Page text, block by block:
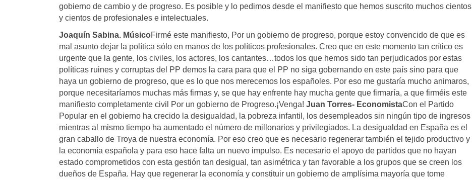
gobierno de cambio y de progreso. Es posible y lo pedimos desde el manifiesto que hemos suscrito muchos cientos
y cientos de profesionales e intelectuales.
Joaquín Sabina. MúsicoFirmé este manifiesto, Por un gobierno de progreso, porque estoy convencido de que es
mal asunto dejar la política sólo en manos de los políticos profesionales. Creo que en este momento tan crítico es
urgente que la gente, los civiles, los actores, los cantantes…todos los que hemos sido tan perjudicados por estas
políticas ruines y corruptas del PP demos la cara para que el PP no siga gobernando en este país sino para que
haya un gobierno de progreso, que es lo que nos merecemos los españoles. Por eso me gustaría mucho animaros,
porque necesitaríamos muchas más firmas y, se que hay enfrente hay mucha gente que firmaría, a que firméis este
manifiesto completamente civil Por un gobierno de Progreso.¡Venga! Juan Torres- EconomistaCon el Partido
Popular en el gobierno ha crecido la desigualdad, la pobreza infantil, los desempleados sin ningún tipo de ingresos
mientras al mismo tiempo ha aumentado el número de millonarios y privilegiados. La desigualdad en España es el
gran caballo de Troya de nuestra economía. Por eso creo que es necesario regenerar también el tejido productivo y
la economía española y para eso hace falta un nuevo impulso. Es necesario el apoyo de partidos que no hayan
estado comprometidos con esta gestión tan desigual, tan asimétrica y tan favorable a los grupos que se creen los
dueños de España. Hay que regenerar la economía y constituir un gobierno de amplísima mayoría que tome